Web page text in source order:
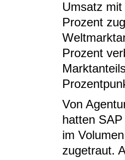
Umsatz
Prozent
Prozent
Von
hatten
im
zugetraut.